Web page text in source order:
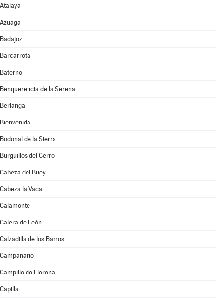
Atalaya
Azuaga
Badajoz
Barcarrota
Baterno
Benquerencia de la Serena
Berlanga
Bienvenida
Bodonal de la Sierra
Burguillos del Cerro
Cabeza del Buey
Cabeza la Vaca
Calamonte
Calera de León
Calzadilla de los Barros
Campanario
Campillo de Llerena
Capilla